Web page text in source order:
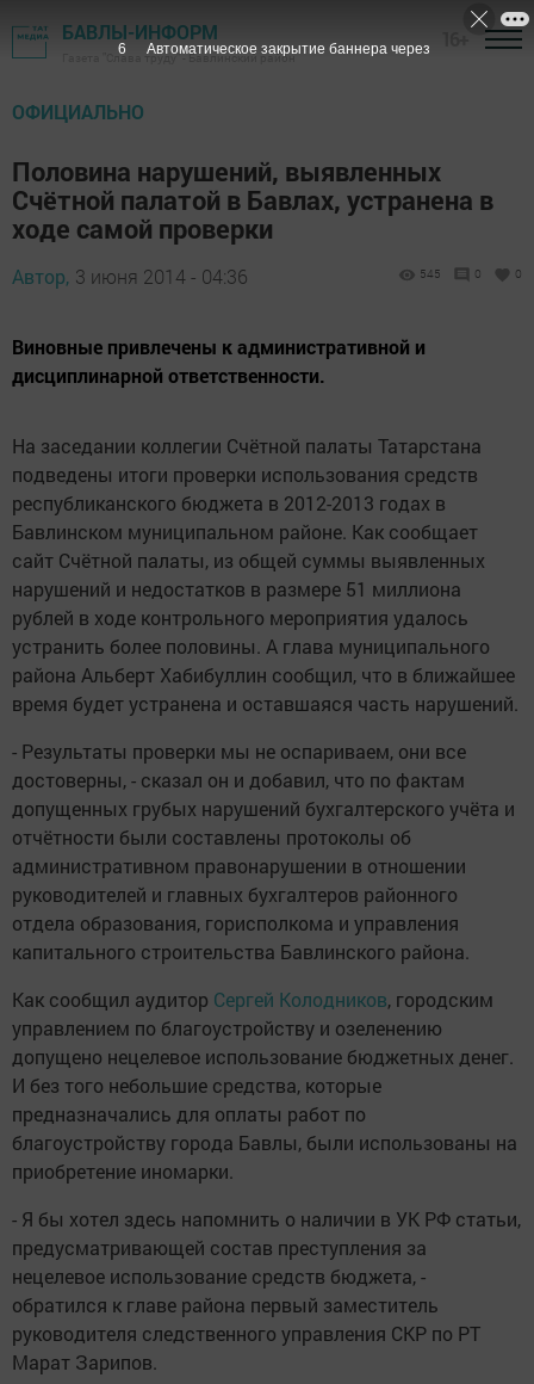
БАВЛЫ-ИНФОРМ
Газета "Слава труду" - Бавлинский район
ОФИЦИАЛЬНО
Половина нарушений, выявленных
Счётной палатой в Бавлах, устранена в
ходе самой проверки
Автор, 3 июня 2014 - 04:36 545 0 0
Виновные привлечены к административной и
дисциплинарной ответственности.
На заседании коллегии Счётной палаты Татарстана
подведены итоги проверки использования средств
республиканского бюджета в 2012-2013 годах в
Бавлинском муниципальном районе. Как сообщает
сайт Счётной палаты, из общей суммы выявленных
нарушений и недостатков в размере 51 миллиона
рублей в ходе контрольного мероприятия удалось
устранить более половины. А глава муниципального
района Альберт Хабибуллин сообщил, что в ближайшее
время будет устранена и оставшаяся часть нарушений.
- Результаты проверки мы не оспариваем, они все
достоверны, - сказал он и добавил, что по фактам
допущенных грубых нарушений бухгалтерского учёта и
отчётности были составлены протоколы об
административном правонарушении в отношении
руководителей и главных бухгалтеров районного
отдела образования, горисполкома и управления
капитального строительства Бавлинского района.
Как сообщил аудитор Сергей Колодников, городским
управлением по благоустройству и озеленению
допущено нецелевое использование бюджетных денег.
И без того небольшие средства, которые
предназначались для оплаты работ по
благоустройству города Бавлы, были использованы на
приобретение иномарки.
- Я бы хотел здесь напомнить о наличии в УК РФ статьи,
предусматривающей состав преступления за
нецелевое использование средств бюджета, -
обратился к главе района первый заместитель
руководителя следственного управления СКР по РТ
Марат Зарипов.
5 Автоматическое закрытие баннера через